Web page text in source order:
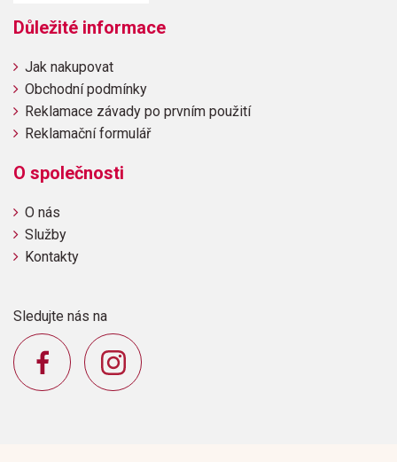
Důležité informace
Jak nakupovat
Obchodní podmínky
Reklamace závady po prvním použití
Reklamační formulář
O společnosti
O nás
Služby
Kontakty
Sledujte nás na